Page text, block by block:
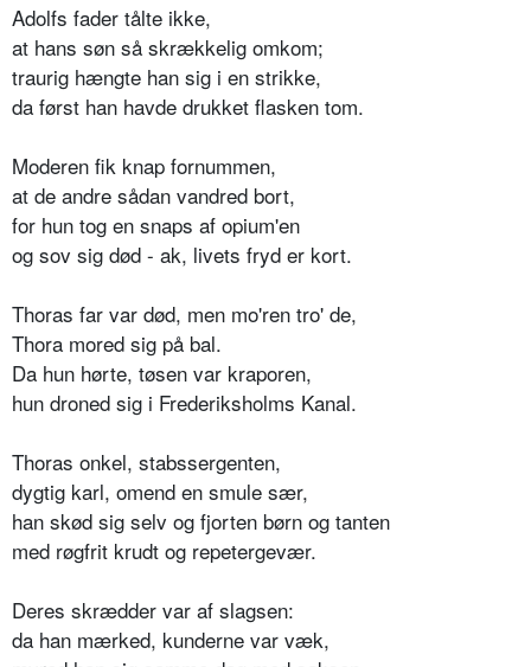
Adolfs fader tålte ikke,
at hans søn så skrækkelig omkom;
traurig hængte han sig i en strikke,
da først han havde drukket flasken tom.
Moderen fik knap fornummen,
at de andre sådan vandred bort,
for hun tog en snaps af opium'en
og sov sig død - ak, livets fryd er kort.
Thoras far var død, men mo'ren tro' de,
Thora mored sig på bal.
Da hun hørte, tøsen var kraporen,
hun droned sig i Frederiksholms Kanal.
Thoras onkel, stabssergenten,
dygtig karl, omend en smule sær,
han skød sig selv og fjorten børn og tanten
med røgfrit krudt og repetergevær.
Deres skrædder var af slagsen:
da han mærked, kunderne var væk,